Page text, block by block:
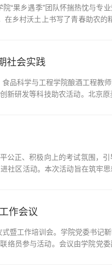
“果乡遇季”团队怀揣热忱与专
乡村沃土上书写了青春助农的
社会实践
品科学与工程学院酿酒工程教
新研发等科技助农活动。北京
公正、积极向上的考试氛围，
社区活动。本次活动旨在筑牢
作会议
暨工作培训会。学院党委书记
络员参与活动。会议由学院党